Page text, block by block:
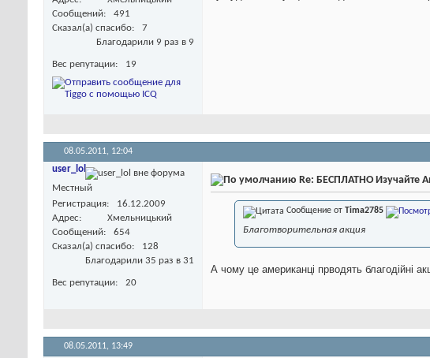
Сообщений
491
Сказал(а) спасибо
7
Благодарили 9 раз в 9
Вес репутации 19
08.05.2011, 12:04
user_lol
Местный
Регистрация
16.12.2009
Адрес
Хмельницький
Сообщений
654
Сказал(а) спасибо
128
Благодарили 35 раз в 31
Вес репутации 20
Re: БЕСПЛАТНО Изучайте
Сообщение от Tima2785
Благотворительная акция
А чому це американці прводять благодійні
08.05.2011, 13:49